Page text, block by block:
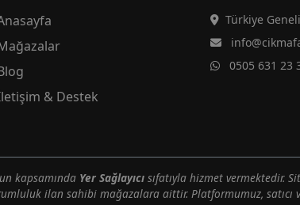
& Destek
Türkiye Geneli
0505 631 23
kapsamında Yer Sağlayıcı sıfatıyla hizmet vermektedir.
ilan sahibi mağazalara aittir. Platformumuz, satıcı